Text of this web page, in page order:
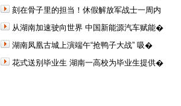
刻在骨子里的担当！休假解放军战士一周内
从湖南加速驶向世界 中国新能源汽车赋能�
湖南凤凰古城上演端午“抢鸭子大战” 吸�
花式送别毕业生 湖南一高校为毕业生提供�